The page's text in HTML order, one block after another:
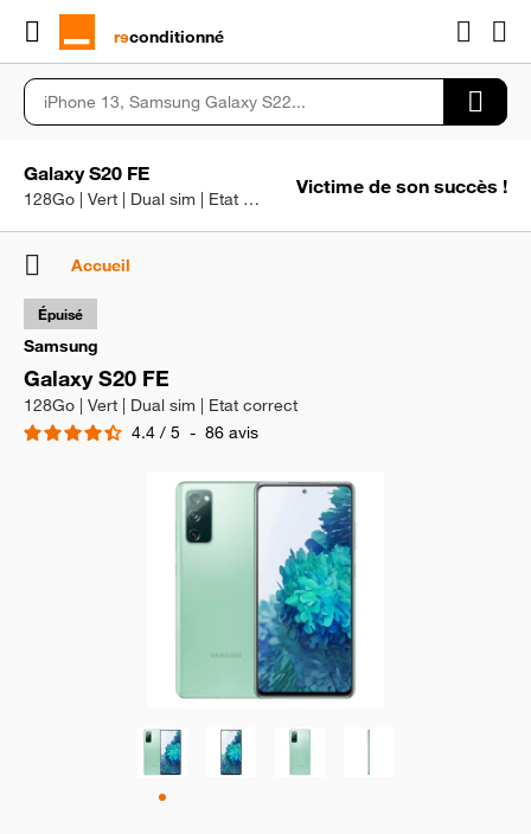
rɘconditionné
Galaxy S20 FE
128Go | Vert | Dual sim | Etat correct
Victime de son succès !
Accueil
Samsung
Galaxy S20 FE
128Go | Vert | Dual sim | Etat correct
4.4 / 5 - 86 avis
Épuisé